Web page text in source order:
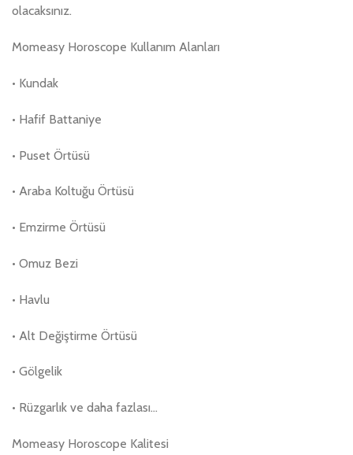
olacaksınız.
Momeasy Horoscope Kullanım Alanları
• Kundak
• Hafif Battaniye
• Puset Örtüsü
• Araba Koltuğu Örtüsü
• Emzirme Örtüsü
• Omuz Bezi
• Havlu
• Alt Değiştirme Örtüsü
• Gölgelik
• Rüzgarlık ve daha fazlası…
Momeasy Horoscope Kalitesi